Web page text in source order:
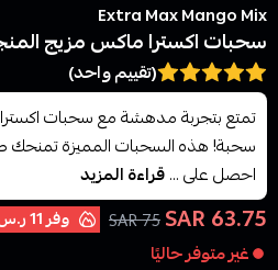
Extra Max Mango Mix
سحبات اكسترا ماكس مزيج المنجاء 2500
(تقييم واحد)
سحبة! هذه السحبات المميزة تمنحك
احصل على ...قراءة المزيد
63.75 SAR
75 SAR وفر11 ر.س
غير متوفر حاليًا